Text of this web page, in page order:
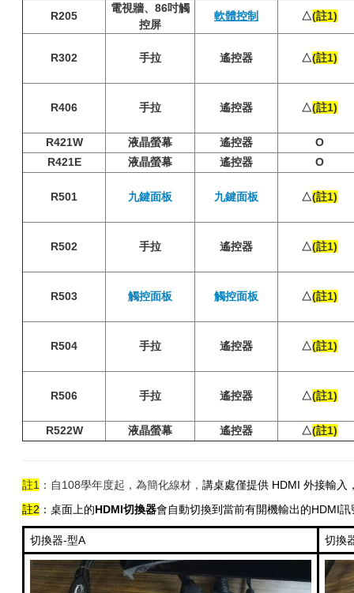
R205
電視牆、86吋觸
控屏
軟體控制 △(註1)
R302 手拉 遙控器 △(註1)
R406 手拉 遙控器 △(註1)
R421W 液晶螢幕 遙控器
O
R421E
液晶螢幕 遙控器 O
R501 九鍵面板 九鍵面板 △(註1)
R502 手拉 遙控器 △(註1)
R503 觸控面板 觸控面板 △(註1)
R504 手拉 遙控器 △(註1)
R506 手拉 遙控器 △(註1)
R522W 液晶螢幕 遙控器 △(註1)
註1 ：自108學年度起，為簡化線材， 講桌處僅提供 HDMI 外接輸入
註2 ：桌面上的HDMI切換器會自動切換到當前有開機輸出的HDMI
切換器-型A 切換